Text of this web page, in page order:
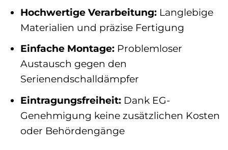
Hochwertige Verarbeitung:Langlebige
Materialien und präzise Fertigung
Einfache Montage:Problemloser
Austausch gegen den
Serienendschalldämpfer
Eintragungsfreiheit:Dank EG-
Genehmigung keine zusätzlichen Kosten
oder Behördengänge